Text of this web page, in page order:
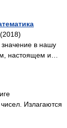
в нашу
настоящем и…
Излагаются